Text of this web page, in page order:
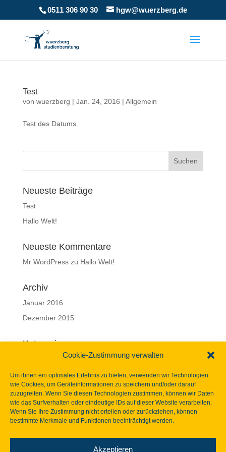
Cookie-Zustimmung verwalten
Um ihnen ein optimales Erlebnis zu bieten, verwenden wir Technologien
wie Cookies, um Geräteinformationen zu speichern und/oder darauf
zuzugreifen. Wenn Sie diesen Technologien zustimmen, können wir Daten
wie das Surfverhalten oder eindeutige IDs auf dieser Website verarbeiten.
Wenn Sie Ihre Zustimmung nicht erteilen oder zurückziehen, können
bestimmte Merkmale und Funktionen beeinträchtigt werden.
Akzeptieren
0511 306 90 30 hgw@wuerzberg.de
Test
von wuerzberg | Jan. 24, 2016 | Allgemein
Test des Datums.
Neueste Beiträge
Test
Hallo Welt!
Neueste Kommentare
Mr WordPresszu Hallo Welt!
Archiv
Januar 2016
Dezember 2015
Kategorien
Meta
Anmelden
Eintrags-Feed